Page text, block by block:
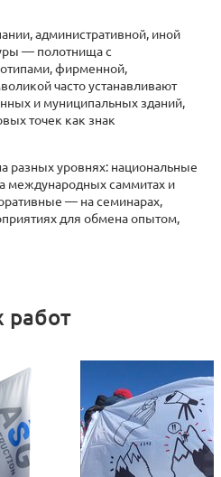
административной, иной
— полотнища с
фирменной,
часто устанавливают
и муниципальных зданий,
точек как знак
разных уровнях: национальные
международных саммитах и
— на семинарах,
для обмена опытом,